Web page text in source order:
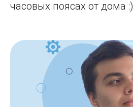
часовых поясах от дома :)